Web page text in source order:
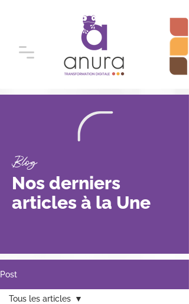
Blog
Nos derniers
articles à la Une
Post
Tous les articles